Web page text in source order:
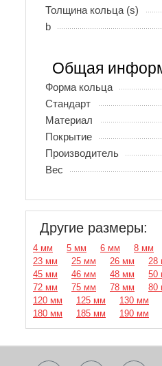
Толщина кольца (s)
b
Общая
Форма кольца
Стандарт
Материал
Покрытие
Производитель
Вес
Другие размеры:
4 мм 5 мм 6 мм 8 мм
23 мм
25 мм 26 мм 28
45 мм
46 мм 48 мм 50
72 мм
75 мм 78 мм 80
120 мм
125 мм 130 мм
180 мм
185 мм 190 мм